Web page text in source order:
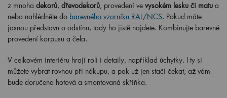
z mnoha dekorů, dřevodekorů, provedení ve vysokém lesku či matu a
nebo nahlédněte do barevného vzorníku RAL/NCS. Pokud máte
jasnou představu o odstínu, tady ho jistě najdete. Kombinujte barevné
provedení korpusu a čela.
V celkovém interiéru hrají roli i detaily, například úchytky. I ty si
můžete vybrat rovnou při nákupu, a pak už jen stačí čekat, až vám
bude doručena hotová a smontovaná skříňka.